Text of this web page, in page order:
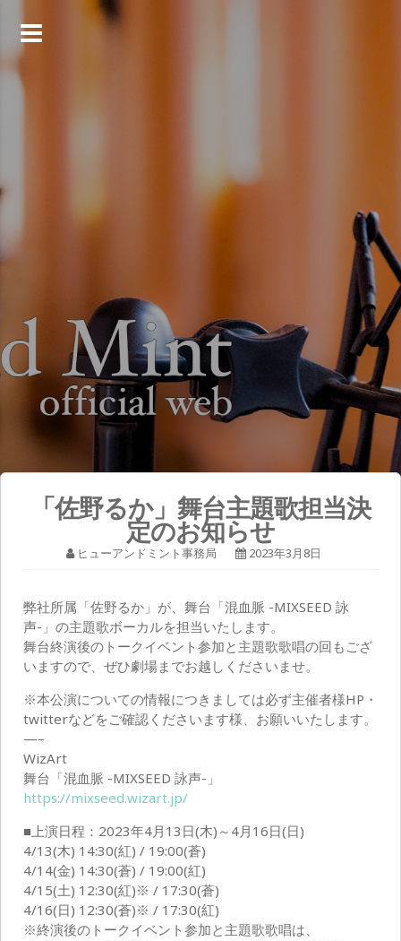
テ
ン
ッ
プ
「佐野るか」舞台主題歌担当決
定のお知らせ
ヒューアンドミント事務局 2023年3月8日
弊社所属「佐野るか」が、舞台「混血脈 -MIXSEED 詠
声-」の主題歌ボーカルを担当いたします。
舞台終演後のトークイベント参加と主題歌歌唱の回もござ
いますので、ぜひ劇場までお越しくださいませ。
※本公演についての情報につきましては必ず主催者様HP・
twitterなどをご確認くださいます様、お願いいたします。
—–
WizArt
舞台「混血脈 -MIXSEED 詠声-」
https://mixseed.wizart.jp/
■上演日程：2023年4月13日(木)～4月16日(日)
4/13(木) 14:30(紅) / 19:00(蒼)
4/14(金) 14:30(蒼) / 19:00(紅)
4/15(土) 12:30(紅)※ / 17:30(蒼)
4/16(日) 12:30(蒼)※ / 17:30(紅)
※終演後のトークイベント参加と主題歌歌唱は、